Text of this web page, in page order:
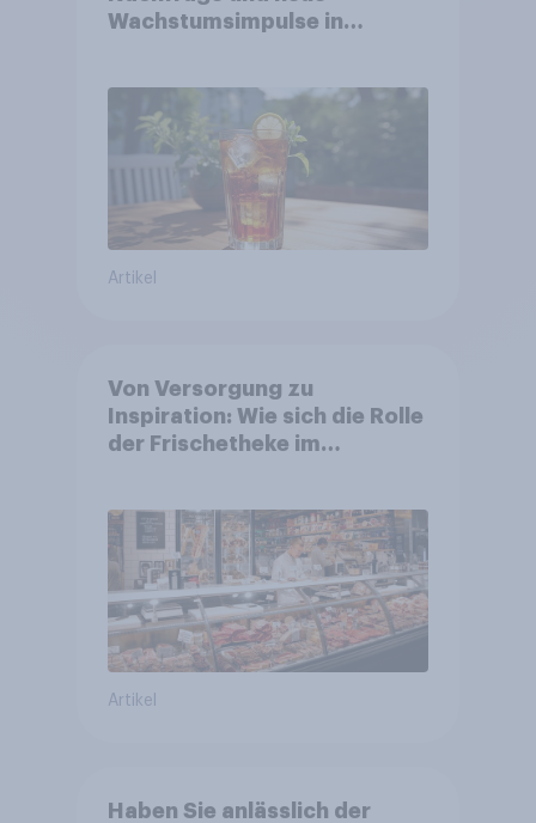
Wachstumsimpulse in
Artikel
Von Versorgung zu
Inspiration: Wie sich die Rolle
der Frischetheke im
Artikel
Haben Sie anlässlich der